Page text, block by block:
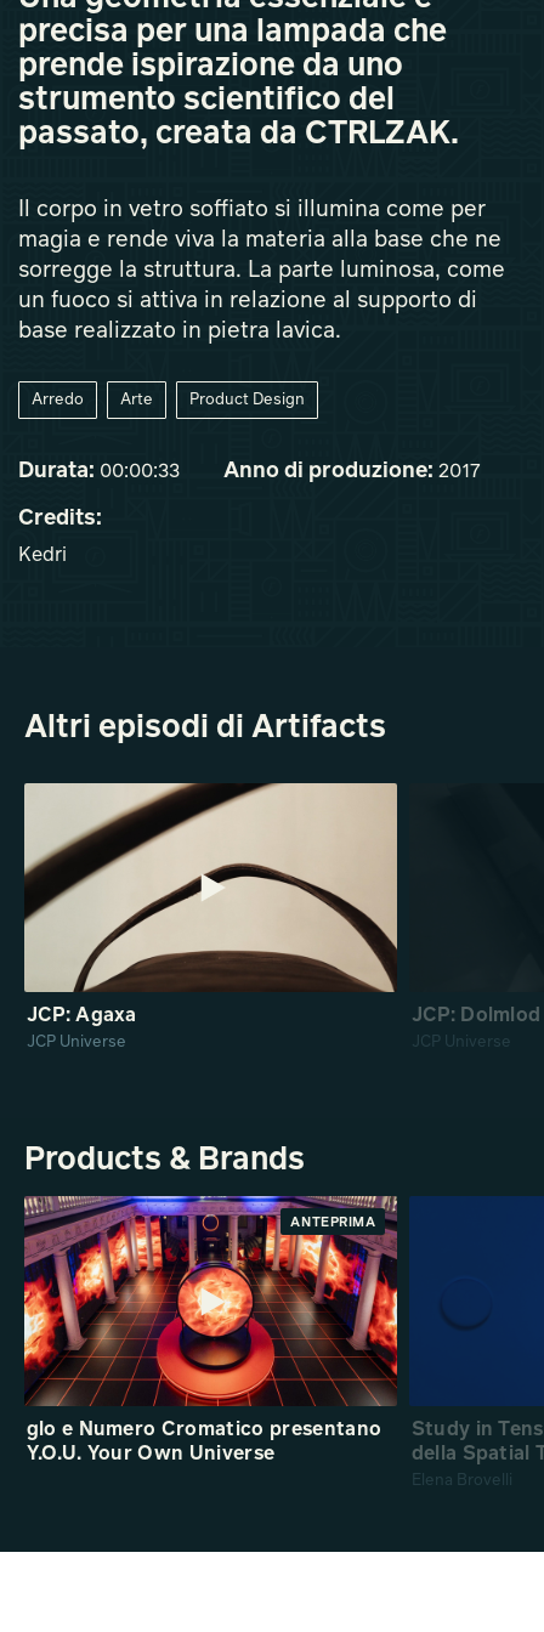
precisa per una lampada che
prende ispirazione da uno
strumento scientifico del
passato, creata da CTRLZAK.
Il corpo in vetro soffiato si illumina come per
magia e rende viva la materia alla base che ne
sorregge la struttura. La parte luminosa, come
un fuoco si attiva in relazione al supporto di
base realizzato in pietra lavica.
Arredo Arte Product Design
Durata: 00:00:33 Anno di produzione: 2017
Credits:
Kedri
Altri episodi di Artifacts
JCP: Agaxa
JCP Universe
JCP: Dolmlod
JCP Universe
Products & Brands
ANTEPRIMA
glo e Numero Cromatico presentano
Y.O.U. Your Own Universe
Study in
della Spatial
Elena Brovelli